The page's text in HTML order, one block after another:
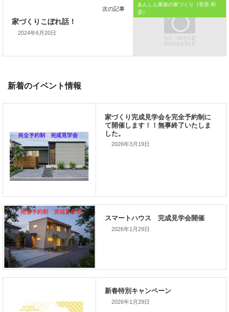
前の記事
家づくりこぼれ話！
あんしん家族の家づくり（菅原 和
彦）
家づくりこぼれ話！
2024年6月20日
新着のイベント情報
家づくり完成見学会を完全予約
2026年3月19日
2026年1月29日
2026年1月29日